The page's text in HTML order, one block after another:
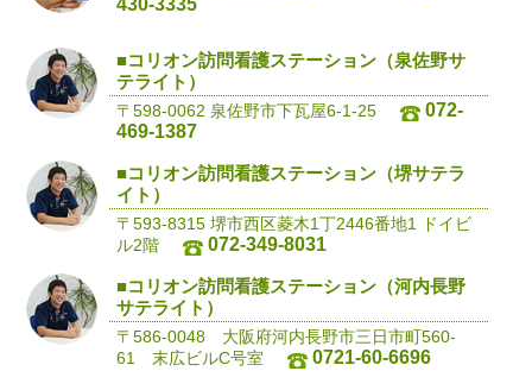
■コリオン訪問看護ステーション（泉佐野サ
テライト）
〒598-0062 泉佐野市下瓦屋6-1-25
072-
469-1387
■コリオン訪問看護ステーション（堺サテラ
イト）
〒593-8315 堺市西区菱木1丁2446番地1 ドイビ
ル2階
072-349-8031
■コリオン訪問看護ステーション（河内長野
サテライト）
〒586-0048 大阪府河内長野市三日市町560-
61 末広ビルC号室
0721-60-6696